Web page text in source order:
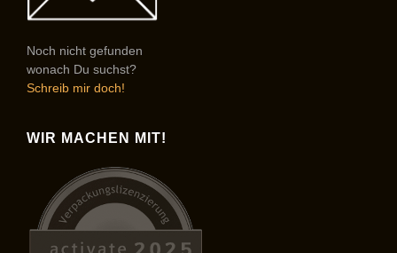
Noch nicht gefunden
wonach Du suchst?
Schreib mir doch!
WIR MACHEN MIT!